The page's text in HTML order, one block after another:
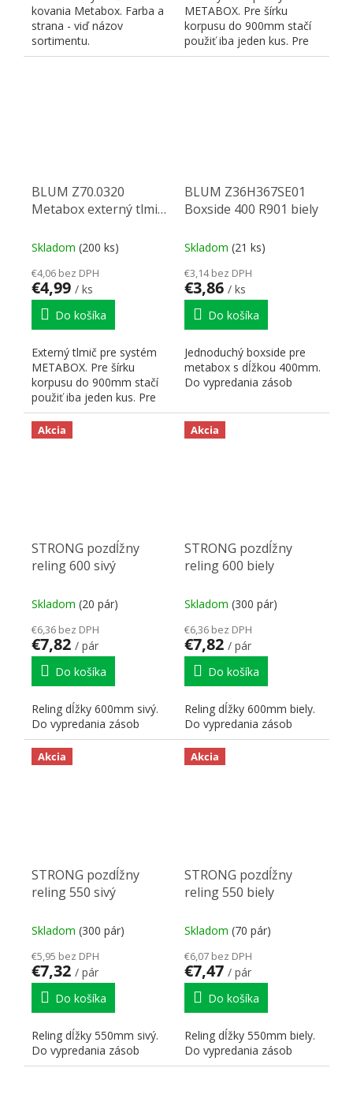
kovania Metabox. Farba a
strana - viď názov
sortimentu.
METABOX. Pre šírku
korpusu do 900mm stačí
použiť iba jeden kus. Pre
správnu funkciu je nutné...
BLUM Z70.0320
Metabox externý tlmič
Skladom (200 ks)
€4,06 bez DPH
€4,99 / ks
Do košíka
Externý tlmič pre systém
METABOX. Pre šírku
korpusu do 900mm stačí
použiť iba jeden kus. Pre
správnu funkciu je nutné...
BLUM Z36H367SE01
Boxside 400 R901 biely
Skladom (21 ks)
€3,14 bez DPH
€3,86 / ks
Do košíka
Jednoduchý boxside pre
metabox s dĺžkou 400mm.
Do vypredania zásob
Akcia
STRONG pozdĺžny
reling 600 sivý
Skladom (20 pár)
€6,36 bez DPH
€7,82 / pár
Do košíka
Reling dĺžky 600mm sivý.
Do vypredania zásob
Akcia
STRONG pozdĺžny
reling 600 biely
Skladom (300 pár)
€6,36 bez DPH
€7,82 / pár
Do košíka
Reling dĺžky 600mm biely.
Do vypredania zásob
Akcia
STRONG pozdĺžny
reling 550 sivý
Skladom (300 pár)
€5,95 bez DPH
€7,32 / pár
Do košíka
Reling dĺžky 550mm sivý.
Do vypredania zásob
Akcia
STRONG pozdĺžny
reling 550 biely
Skladom (70 pár)
€6,07 bez DPH
€7,47 / pár
Do košíka
Reling dĺžky 550mm biely.
Do vypredania zásob